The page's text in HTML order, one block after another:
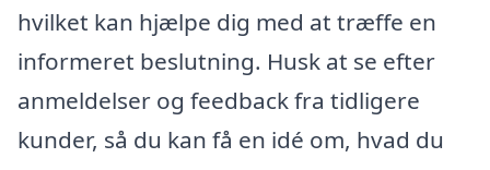
hvilket kan hjælpe dig med at træffe en
informeret beslutning. Husk at se efter
anmeldelser og feedback fra tidligere
kunder, så du kan få en idé om, hvad du